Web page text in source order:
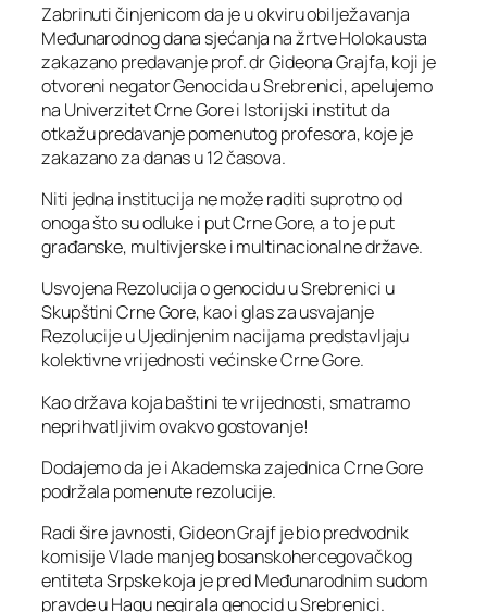
Zabrinuti činjenicom da je u okviru obilježavanja
Međunarodnog dana sjećanja na žrtve Holokausta
zakazano predavanje prof. dr Gideona Grajfa, koji je
otvoreni negator Genocida u Srebrenici, apelujemo
na Univerzitet Crne Gore i Istorijski institut da
otkažu predavanje pomenutog profesora, koje je
zakazano za danas u 12 časova.
Niti jedna institucija ne može raditi suprotno od
onoga što su odluke i put Crne Gore, a to je put
građanske, multivjerske i multinacionalne države.
Usvojena Rezolucija o genocidu u Srebrenici u
Skupštini Crne Gore, kao i glas za usvajanje
Rezolucije u Ujedinjenim nacijama predstavljaju
kolektivne vrijednosti većinske Crne Gore.
Kao država koja baštini te vrijednosti, smatramo
neprihvatljivim ovakvo gostovanje!
Dodajemo da je i Akademska zajednica Crne Gore
podržala pomenute rezolucije.
Radi šire javnosti, Gideon Grajf je bio predvodnik
komisije Vlade manjeg bosanskohercegovačkog
entiteta Srpske koja je pred Međunarodnim sudom
pravde u Hagu negirala genocid u Srebrenici.